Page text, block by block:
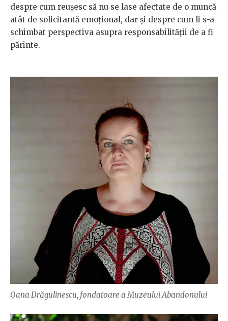
despre cum reușesc să nu se lase afectate de o muncă
atât de solicitantă emoțional, dar și despre cum li s-a
schimbat perspectiva asupra responsabilității de a fi
părinte.
Oana Drăgulinescu, fondatoare a Muzeului Abandonului